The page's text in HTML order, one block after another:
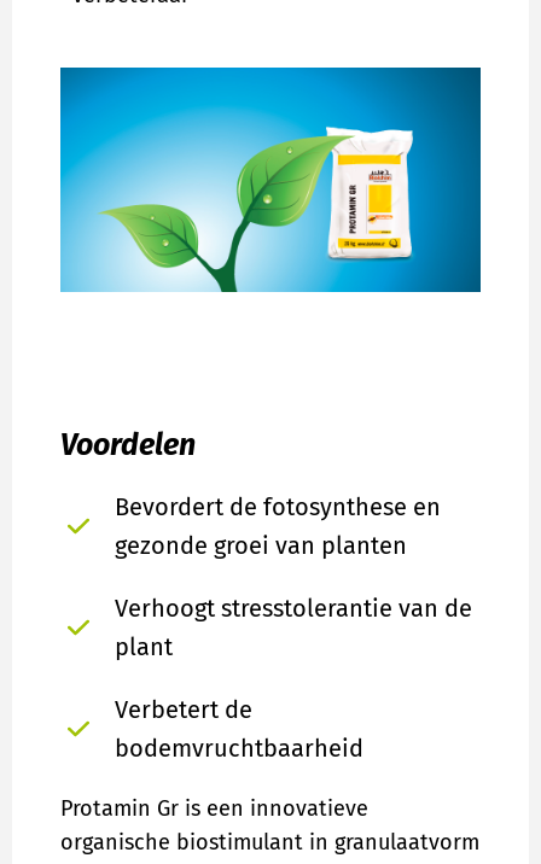
Voordelen
Bevordert de fotosynthese en
gezonde groei van planten
Verhoogt stresstolerantie van de
plant
Verbetert de
bodemvruchtbaarheid
Protamin Gr is een innovatieve
organische biostimulant in granulaatvorm